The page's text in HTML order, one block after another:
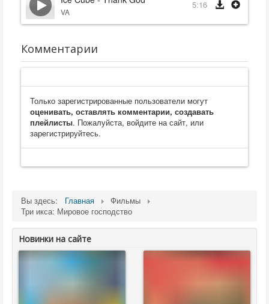
VA
5:16
Комментарии
Только зарегистрированные пользователи могут
оценивать, оставлять комментарии, создавать
плейлисты. Пожалуйста, войдите на сайт, или
зарегистрируйтесь.
Вы здесь: Главная
Фильмы
Три икса: Мировое господство
Новинки на сайте